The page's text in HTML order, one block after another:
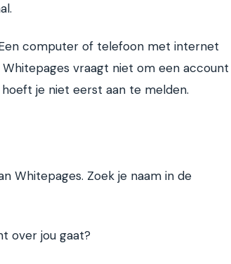
computer of telefoon met internet
vraagt niet om een account
je niet eerst aan te melden.
Whitepages. Zoek je naam in de
over jou gaat?